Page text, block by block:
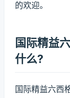
的欢迎。
国际精益
什么?
国际精益六西